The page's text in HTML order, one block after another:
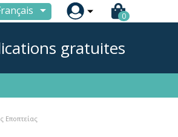
 0
gratuites
Εποπτείας